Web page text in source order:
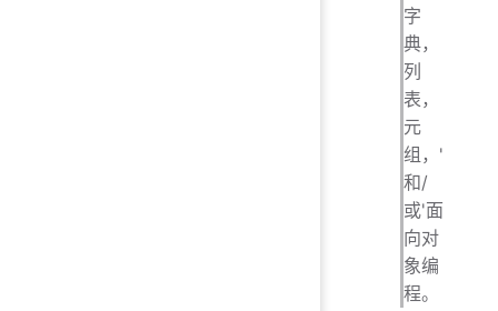
字
典，
列
表，
元
组，'
和/
或'面
向对
象编
程。